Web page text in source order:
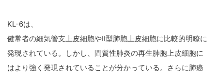
KL-6は、
健常者の細気管支上皮細胞やII型肺胞上皮細胞に比較的明瞭に
発現されている。しかし、間質性肺炎の再生肺胞上皮細胞に
はより強く発現されていることが分かっている。さらに肺癌